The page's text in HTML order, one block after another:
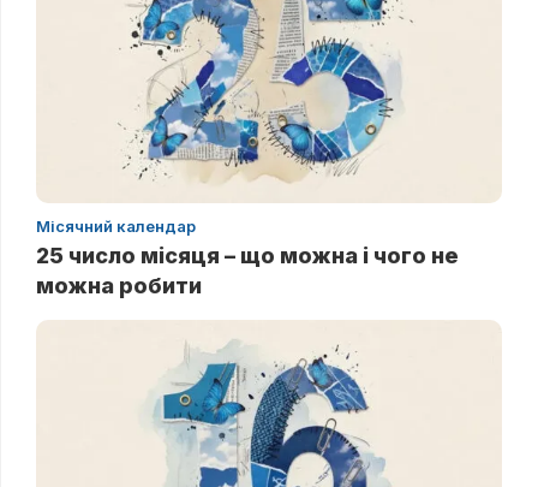
Місячний календар
25 число місяця – що можна і чого не
можна робити